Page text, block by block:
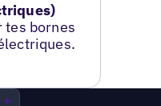
tes bornes